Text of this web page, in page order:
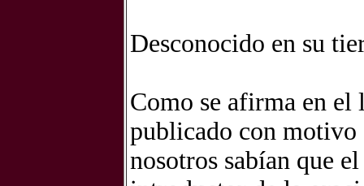
Desconocido en su
Como se afirma en el
publicado con motivo
nosotros sabían que